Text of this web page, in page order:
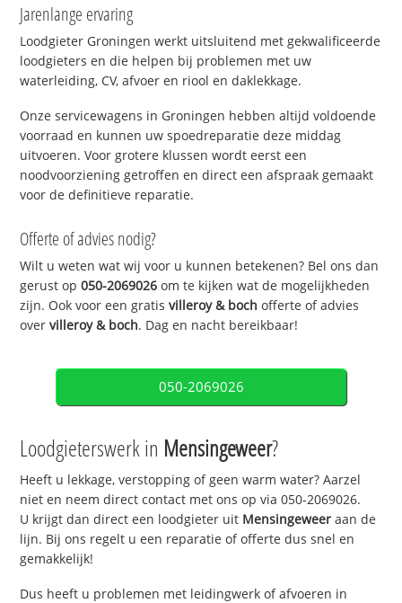
Jarenlange ervaring
Loodgieter Groningen werkt uitsluitend met gekwalificeerde
loodgieters en die helpen bij problemen met uw
waterleiding, CV, afvoer en riool en daklekkage.
Onze servicewagens in Groningen hebben altijd voldoende
voorraad en kunnen uw spoedreparatie deze middag
uitvoeren. Voor grotere klussen wordt eerst een
noodvoorziening getroffen en direct een afspraak gemaakt
voor de definitieve reparatie.
Offerte of advies nodig?
Wilt u weten wat wij voor u kunnen betekenen? Bel ons dan
gerust op050-2069026 om te kijken wat de mogelijkheden
zijn. Ook voor een gratisvilleroy & boch offerte of advies
overvilleroy & boch. Dag en nacht bereikbaar!
050-2069026
Loodgieterswerk in Mensingeweer?
Heeft u lekkage, verstopping of geen warm water? Aarzel
niet en neem direct contact met ons op via 050-2069026.
U krijgt dan direct een loodgieter uit Mensingeweer aan de
lijn. Bij ons regelt u een reparatie of offerte dus snel en
gemakkelijk!
Dus heeft u problemen met leidingwerk of afvoeren in